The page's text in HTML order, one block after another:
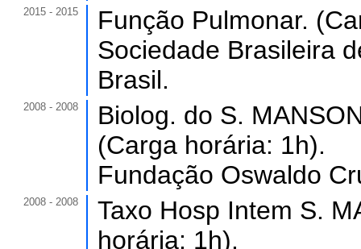
2015 - 2015
Função Pulmonar.
Sociedade Brasileira
Brasil.
2008 - 2008
Biolog. do S.
(Carga horária: 1h).
Fundação Oswaldo
2008 - 2008
Taxo Hosp Intem S.
horária: 1h).